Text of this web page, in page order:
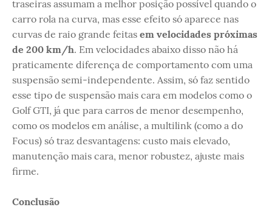
traseiras assumam a melhor posição possível quando o
carro rola na curva, mas esse efeito só aparece nas
curvas de raio grande feitas em velocidades próximas
de 200 km/h. Em velocidades abaixo disso não há
praticamente diferença de comportamento com uma
suspensão semi-independente. Assim, só faz sentido
esse tipo de suspensão mais cara em modelos como o
Golf GTI, já que para carros de menor desempenho,
como os modelos em análise, a multilink (como a do
Focus) só traz desvantagens: custo mais elevado,
manutenção mais cara, menor robustez, ajuste mais
firme.
Conclusão